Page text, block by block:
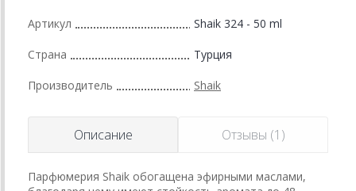
Артикул Shaik 324 - 50 ml
Страна Турция
Производитель Shaik
Описание Отзывы (1)
Парфюмерия Shaik обогащена эфирными маслами,